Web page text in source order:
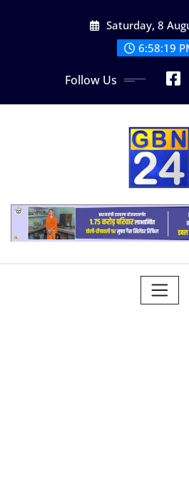
Saturday, 8
6:58:20
Follow Us